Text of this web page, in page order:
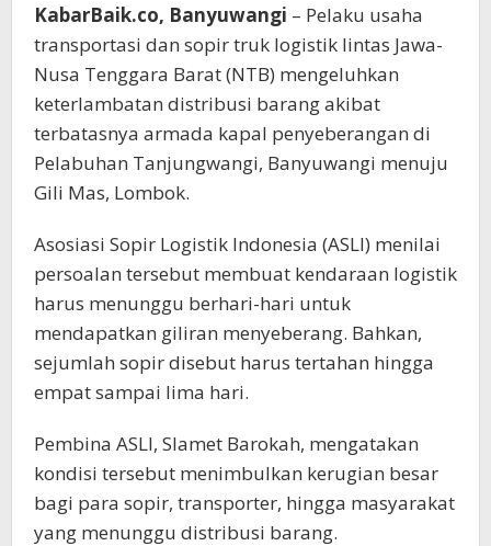
KabarBaik.co, Banyuwangi – Pelaku usaha
transportasi dan sopir truk logistik lintas Jawa-
Nusa Tenggara Barat (NTB) mengeluhkan
keterlambatan distribusi barang akibat
terbatasnya armada kapal penyeberangan di
Pelabuhan Tanjungwangi, Banyuwangi menuju
Gili Mas, Lombok.
Asosiasi Sopir Logistik Indonesia (ASLI) menilai
persoalan tersebut membuat kendaraan logistik
harus menunggu berhari-hari untuk
mendapatkan giliran menyeberang. Bahkan,
sejumlah sopir disebut harus tertahan hingga
empat sampai lima hari.
Pembina ASLI, Slamet Barokah, mengatakan
kondisi tersebut menimbulkan kerugian besar
bagi para sopir, transporter, hingga masyarakat
yang menunggu distribusi barang.